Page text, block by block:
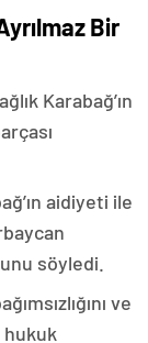
Bir
Karabağ’ın
aidiyeti ile
söyledi.
ve
hukuk